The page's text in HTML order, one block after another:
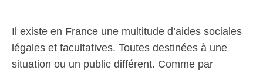
Il existe en France une multitude d’aides sociales
légales et facultatives. Toutes destinées à une
situation ou un public différent. Comme par